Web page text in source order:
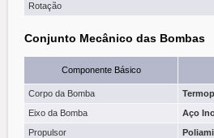
Rotação
Conjunto Mecânico das Bombas
Componente Básico
Corpo da Bomba
Eixo da Bomba
Aço
Propulsor